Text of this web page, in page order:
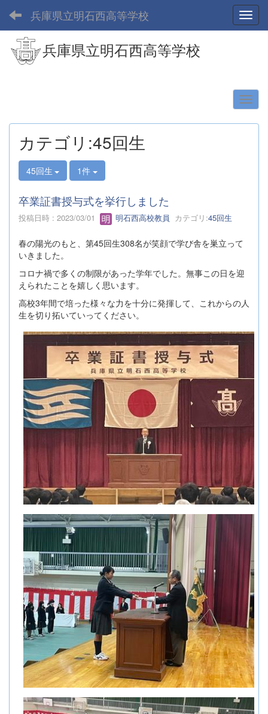
兵庫県立明石西高等学校
兵庫県立明石西高等学校
カテゴリ:45回生
45回生 1件
卒業証書授与式を挙行しました
投稿日時 : 2023/03/01 明石西高校教員 カテゴリ:45回生
春の陽光のもと、第45回生308名が笑顔で学び舎を巣立って
いきました。
コロナ禍で多くの制限があった学年でした。無事この日を迎
えられたことを嬉しく思います。
高校3年間で培った様々な力を十分に発揮して、これからの人
生を切り拓いていってください。